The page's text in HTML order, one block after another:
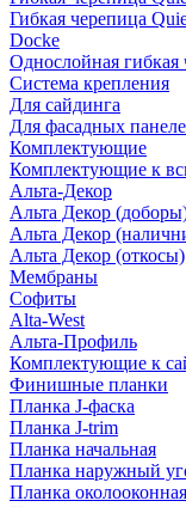
Гибкая черепица
Docke
Однослойная гибкая
Система крепления
Для сайдинга
Для фасадных
Комплектующие
Комплектующие к
Альта-Декор
Альта Декор
Альта Декор
Альта Декор (откосы)
Мембраны
Софиты
Alta-West
Альта-Профиль
Комплектующие к
Финишные планки
Планка J-фаска
Планка J-trim
Планка начальная
Планка наружный
Планка околооконная